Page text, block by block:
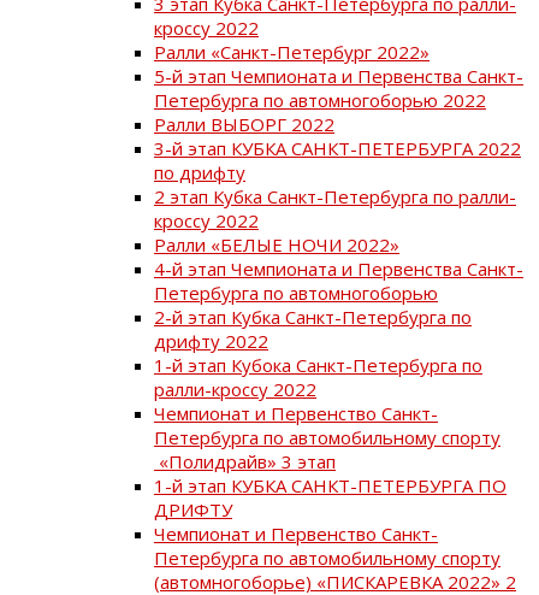
кроссу 2022
Ралли «Санкт-Петербург 2022»
5-й этап Чемпионата и Первенства Санкт-
Петербурга по автомногоборью 2022
Ралли ВЫБОРГ 2022
3-й этап КУБКА САНКТ-ПЕТЕРБУРГА 2022
по дрифту
2 этап Кубка Санкт-Петербурга по ралли-
кроссу 2022
Ралли «БЕЛЫЕ НОЧИ 2022»
4-й этап Чемпионата и Первенства Санкт-
Петербурга по автомногоборью
2-й этап Кубка Санкт-Петербурга по
дрифту 2022
1-й этап Кубока Санкт-Петербурга по
ралли-кроссу 2022
Чемпионат и Первенство Санкт-
Петербурга по автомобильному спорту
«Полидрайв» 3 этап
1-й этап КУБКА САНКТ-ПЕТЕРБУРГА ПО
ДРИФТУ
Чемпионат и Первенство Санкт-
Петербурга по автомобильному спорту
(автомногоборье) «ПИСКАРЕВКА 2022» 2